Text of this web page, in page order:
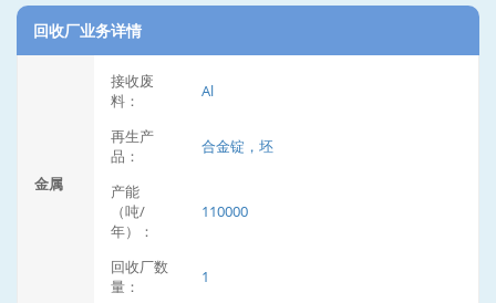
回收厂业务详情
金属
接收废
料：
Al
再生产
品：
合金锭，坯
产能
（吨/
年）：
110000
回收厂数
量：
1